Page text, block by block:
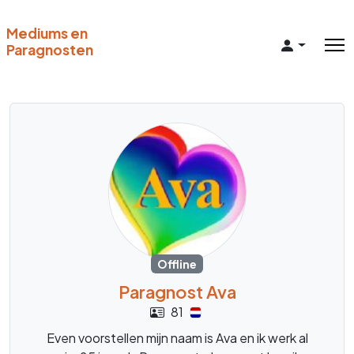
Mediums en
Paragnosten
Offline
Paragnost Ava
81
Even voorstellen mijn naam is Ava en ik werk al